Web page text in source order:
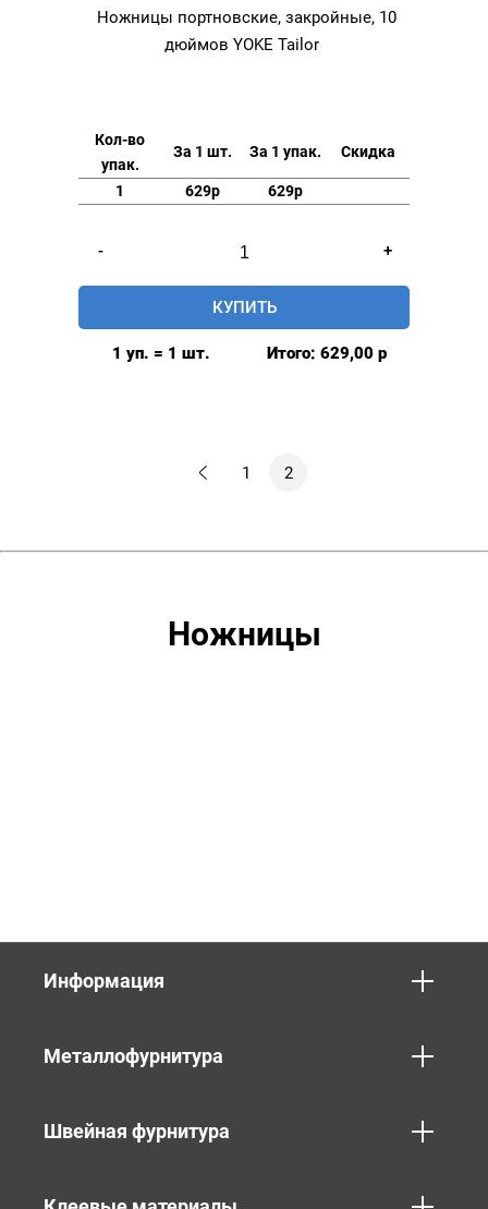
Ножницы портновские, закройные, 10
дюймов YOKE Tailor
Кол-во
упак.
За 1 шт. За 1 упак. Скидка
1 629р 629р
-
товара
Ножницы
портновские,
закройные,
+
КУПИТЬ
1 уп. = 1 шт. Итого: 629,00 р
1 2
Ножницы
Информация
Металлофурнитура
Швейная фурнитура